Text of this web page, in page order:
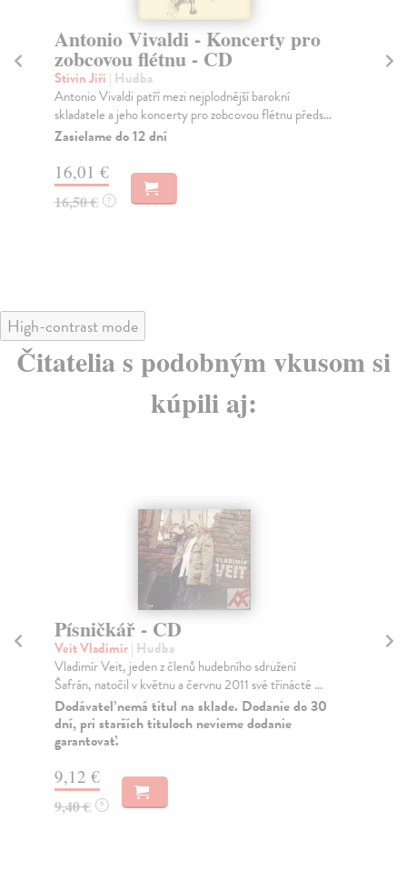
Antonio Vivaldi - Koncerty pro
zobcovou flétnu - CD
Stivín Jiří | Hudba
Antonio Vivaldi patří mezi nejplodnější barokní
skladatele a jeho koncerty pro zobcovou flétnu předs...
Zasielame do 12 dní
16,01 €
16,50 € ?
High-contrast mode
Čitatelia s podobným vkusom si
kúpili aj:
Písničkář - CD
Veit Vladimír| Hudba
Vladimír Veit, jeden z členů hudebního sdružení
Šafrán, natočil v květnu a červnu 2011 své třinácté ...
Dodávateľ nemá titul na sklade. Dodanie do 30
dní, pri starších tituloch nevieme dodanie
garantovať.
9,12 €
9,40 € ?